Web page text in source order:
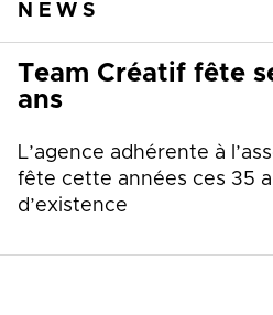
NEWS
Team Créatif fête
ans
L’agence adhérente à
fête cette années ces 35
d’existence